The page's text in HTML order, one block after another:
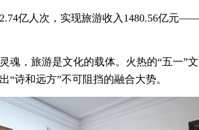
亿人次，实现旅游收入1480.56亿元
魂，旅游是文化的载体。火热的“五一”
“诗和远方”不可阻挡的融合大势。